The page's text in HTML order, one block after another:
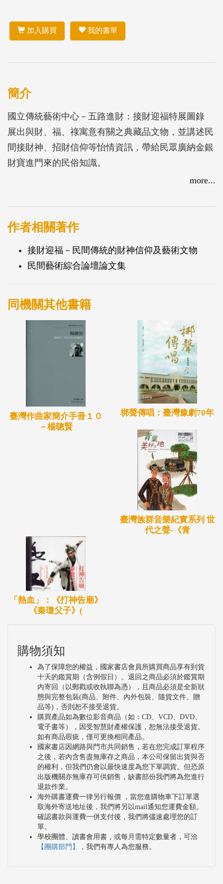
加入購買 我的書單
簡介
國立傳統藝術中心－五路進財：接財迎福特展圖錄
展出與財、福、祿寓意有關之典藏品文物，並講述民
間接財神、招財信仰等怡情資訊，帶給民眾廣納金銀
財寶進門來的民俗知識。
more...
作者相關著作
接財迎福－民間傳統的財神信仰及藝術文物
民間藝術綜合論壇論文集
同機關其他書籍
臺灣作曲家簡介手冊１０
－楊聰賢
梆聲傳唱：臺灣豫劇70年
臺灣族群音樂紀實系列 世
代之聲-《青
「熱血」：《打神告廟》
《秦瓊父子》(
購物須知
為了保障您的權益，國家書店會員所購買商品享有到貨
十天的鑑賞期（含例假日）。退回之商品必須於鑑賞期
內寄回（以郵戳或收執聯為憑），且商品必須是全新狀
態與完整包裝(商品、附件、內外包裝、隨貨文件、贈
品等)，否則恕不接受退貨。
購買產品如為數位影音商品（如：CD、VCD、DVD、
電子書等），因受智慧財產權保護，恕無法接受退貨。
如有商品瑕疵，僅可更換相同產品。
國家書店因網路與門市共同銷售，若在您完成訂單程序
之後，若內含售盡無庫存之商品，本公司保留出貨與否
的權利，但我們仍會以最快速度為您下單調貨。但恐原
出版機關亦無庫存可供銷售，缺書部份我們將為您進行
退款作業。
海外購書運費一律另行報價 ，當您進購物車下訂單選
取海外寄送地址後，我們將另以mail通知您運費金額。
確認書款與運費一併支付後，我們將儘速處理您的訂
單。
學校團體、讀書會用書，或每月需特定數量者，可洽
【團購部門】
，我們有專人為您服務。